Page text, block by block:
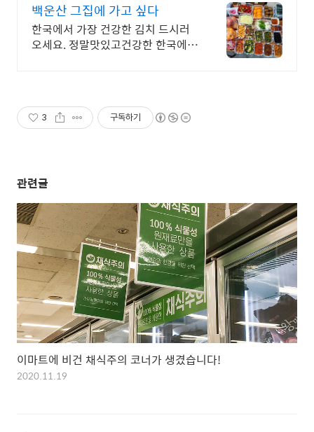
백운산 그집에 가고 싶다
한국에서 가장 건강한 김치 드시러
오세요. 정말맛있고건강한 한국에서
3 구독하기
관련글
이마트에 비건 채식주의 코너가 생겼습니다!
2020.11.19